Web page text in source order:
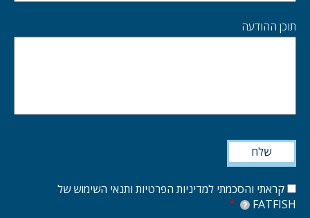
תוכן ההודעה
קראתי והסכמתי למדיניות הפרטיות ותנאי השימוש של
FATFISH
?